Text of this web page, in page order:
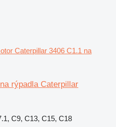
Caterpillar 3406 C1.1 na
rýpadla Caterpillar
C9, C13, C15, C18